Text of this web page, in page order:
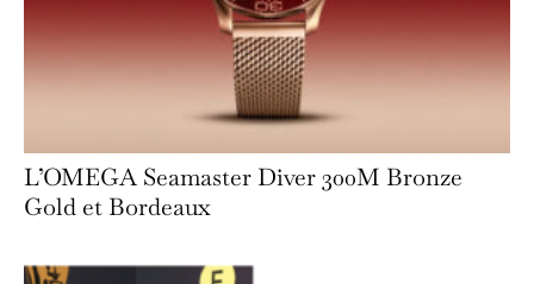
L’OMEGA Seamaster Diver 300M Bronze
Gold et Bordeaux